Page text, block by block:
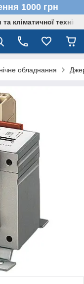
1000 грн
кліматичної техніки
обладнання